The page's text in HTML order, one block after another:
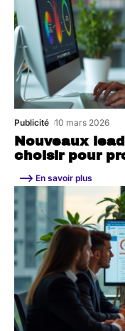
Nouveaux
choisir pour
Publicité 10 mars 2026
En savoir plus